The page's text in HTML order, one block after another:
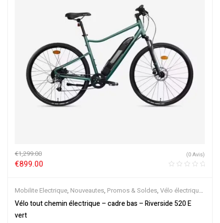
€1,299.00
€899.00
(0 Avis)
Mobilite Electrique, Nouveautes, Promos & Soldes, Vélo électrique
ville, Velos Electriques,VTC Electrique
Vélo tout chemin électrique – cadre bas – Riverside 520 E
vert